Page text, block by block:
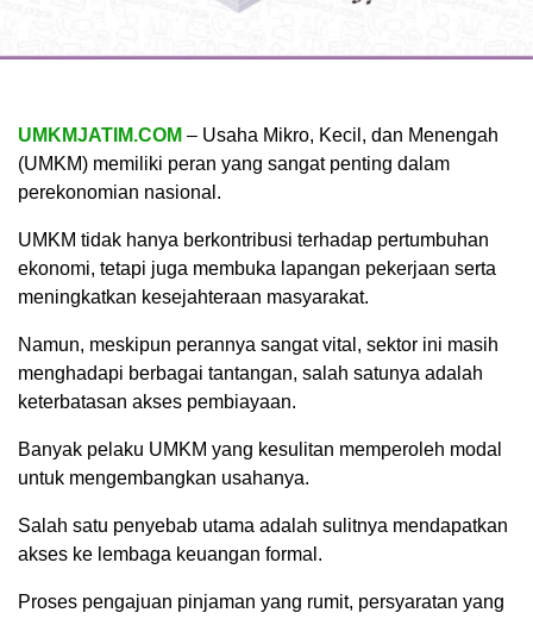
UMKMJATIM.COM – Usaha Mikro, Kecil, dan Menengah
(UMKM) memiliki peran yang sangat penting dalam
perekonomian nasional.
UMKM tidak hanya berkontribusi terhadap pertumbuhan
ekonomi, tetapi juga membuka lapangan pekerjaan serta
meningkatkan kesejahteraan masyarakat.
Namun, meskipun perannya sangat vital, sektor ini masih
menghadapi berbagai tantangan, salah satunya adalah
keterbatasan akses pembiayaan.
Banyak pelaku UMKM yang kesulitan memperoleh modal
untuk mengembangkan usahanya.
Salah satu penyebab utama adalah sulitnya mendapatkan
akses ke lembaga keuangan formal.
Proses pengajuan pinjaman yang rumit, persyaratan yang